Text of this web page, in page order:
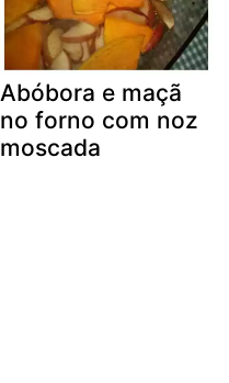
Abóbora e maçã
no forno com noz
moscada